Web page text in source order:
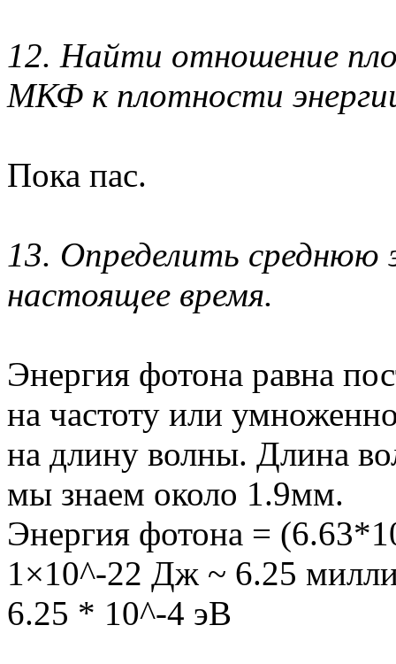
12. Найти отношение
МКФ к плотности
Пока пас.
13. Определить
настоящее время.
Энергия фотона равна
на частоту или
на длину волны. Длина
мы знаем около 1.9мм.
Энергия фотона =
1×10^-22 Дж ~ 6.25
6.25 * 10^-4 эВ